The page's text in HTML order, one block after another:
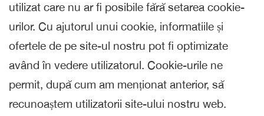
utilizat care nu ar fi posibile fără setarea cookie-
urilor. Cu ajutorul unui cookie, informatiile și
ofertele de pe site-ul nostru pot fi optimizate
având în vedere utilizatorul. Cookie-urile ne
permit, după cum am menționat anterior, să
recunoaștem utilizatorii site-ului nostru web.